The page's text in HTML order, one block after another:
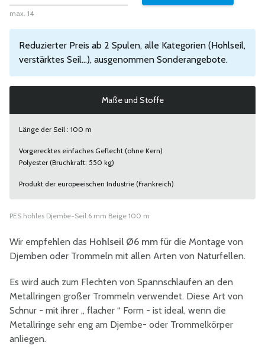
max. 14
Reduzierter Preis ab 2 Spulen, alle Kategorien (Hohlseil,
verstärktes Seil...), ausgenommen Sonderangebote.
Maße und Stoffe
Länge der Seil : 100 m
Vorgerecktes einfaches Geflecht (ohne Kern)
Polyester (Bruchkraft: 550 kg)
Produkt der europeeischen Industrie (Frankreich)
PES hohles Djembe-Seil 6 mm Beige 100 m
Wir empfehlen das Hohlseil Ø6 mm für die Montage von
Djemben oder Trommeln mit allen Arten von Naturfellen.
Es wird auch zum Flechten von Spannschlaufen an den
Metallringen großer Trommeln verwendet. Diese Art von
Schnur - mit ihrer „ flacher “ Form - ist ideal, wenn die
Metallringe sehr eng am Djembe- oder Trommelkörper
anliegen.